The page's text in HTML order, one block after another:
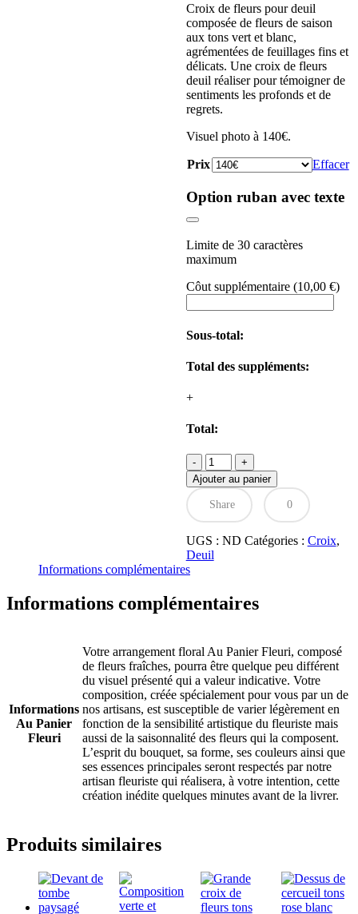
prix :
140,00 €
à
180,00 €
Croix de fleurs pour deuil
composée de fleurs de saison
aux tons vert et blanc,
agrémentées de feuillages fins et
délicats. Une croix de fleurs
deuil réaliser pour témoigner de
sentiments les profonds et de
regrets.
Visuel photo à 140€.
Prix Effacer
Option ruban avec texte
Limite de 30 caractères
maximum
Côut supplémentaire(10,00 €)
Sous-total:
Total des suppléments:
+
Total:
quantité
de
Croix
de
vert
blanc
Ajouter au panier
Share 0
UGS : ND Catégories : Croix,
Deuil
Informations complémentaires
Informations complémentaires
Informations
Au Panier
Fleuri
Votre arrangement floral Au Panier Fleuri, composé
de fleurs fraîches, pourra être quelque peu différent
du visuel présenté qui a valeur indicative. Votre
composition, créée spécialement pour vous par un de
nos artisans, est susceptible de varier légèrement en
fonction de la sensibilité artistique du fleuriste mais
aussi de la saisonnalité des fleurs qui la composent.
L’esprit du bouquet, sa forme, ses couleurs ainsi que
ses essences principales seront respectés par notre
artisan fleuriste qui réalisera, à votre intention, cette
création inédite quelques minutes avant de la livrer.
Produits similaires